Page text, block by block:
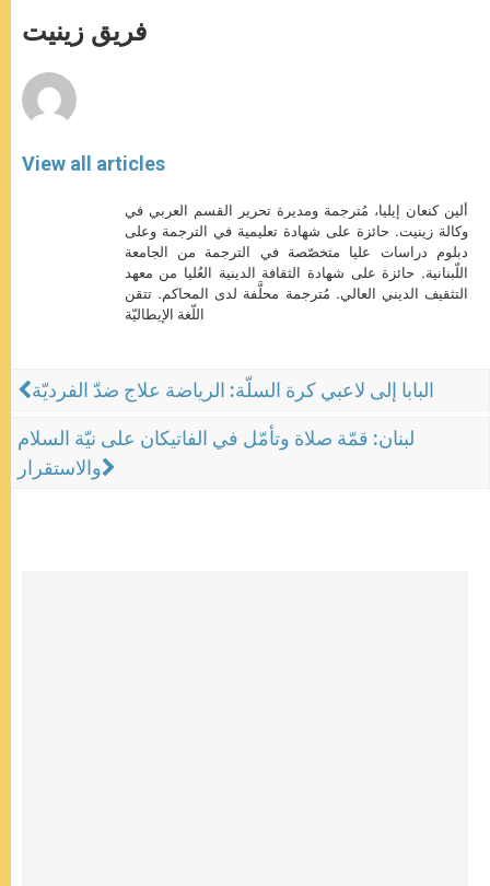
p
p
g
e
o
k
فريق زينيت
View all articles
ألين كنعان إيليا، مُترجمة ومديرة تحرير القسم العربي في
وكالة زينيت. حائزة على شهادة تعليمية في الترجمة وعلى
دبلوم دراسات عليا متخصّصة في الترجمة من الجامعة
اللّبنانية. حائزة على شهادة الثقافة الدينية العُليا من معهد
التثقيف الديني العالي. مُترجمة محلَّفة لدى المحاكم. تتقن
اللّغة الإيطاليّة
البابا إلى لاعبي كرة السلّة: الرياضة علاج ضدّ الفرديّة
لبنان: قمّة صلاة وتأمّل في الفاتيكان على نيّة السلام
والاستقرار